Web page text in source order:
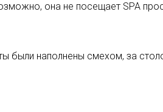
она не посещает SPA
были наполнены смехом, за